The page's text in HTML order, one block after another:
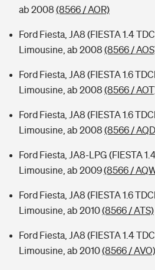
ab 2008 (8566 / AOR)
Ford Fiesta, JA8 (FIESTA 1.4
Limousine, ab 2008 (8566 /
Ford Fiesta, JA8 (FIESTA 1.6
Limousine, ab 2008 (8566 /
Ford Fiesta, JA8 (FIESTA 1.6
Limousine, ab 2008 (8566 /
Ford Fiesta, JA8-LPG (FIESTA
Limousine, ab 2009(8566 /
Ford Fiesta, JA8 (FIESTA 1.6
Limousine, ab 2010(8566 / ATS)
Ford Fiesta, JA8 (FIESTA 1.4
Limousine, ab 2010(8566 / AVO)